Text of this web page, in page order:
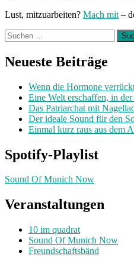
Lust, mitzuarbeiten? Mach mit –
Suchen
nach:
Neueste Beiträge
Wenn die Hormone
Eine Welt erschaffen, in
Das Patriarchat mit
Der ideale Sound für den
Einmal kurz raus aus dem
Spotify-Playlist
Sound Of Munich Now
Veranstaltungen
10 im quadrat
Sound Of Munich Now
Freundschaftsbänd